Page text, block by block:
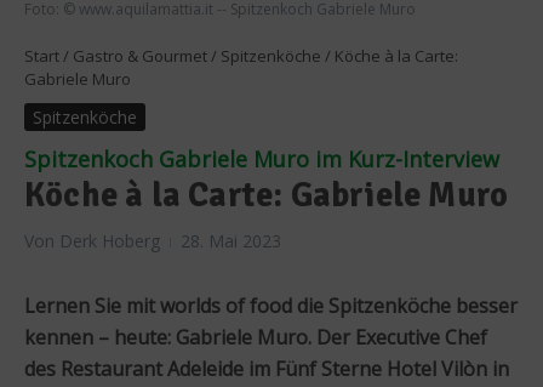
Foto: © www.aquilamattia.it -- Spitzenkoch Gabriele Muro
Start / Gastro & Gourmet / Spitzenköche / Köche à la Carte:
Gabriele Muro
Spitzenköche
Spitzenkoch Gabriele Muro im Kurz-Interview
Köche à la Carte: Gabriele Muro
Von Derk Hoberg 28. Mai 2023
Lernen Sie mit worlds of food die Spitzenköche besser
kennen – heute: Gabriele Muro. Der Executive Chef
des Restaurant Adeleide im Fünf Sterne Hotel Vilòn in